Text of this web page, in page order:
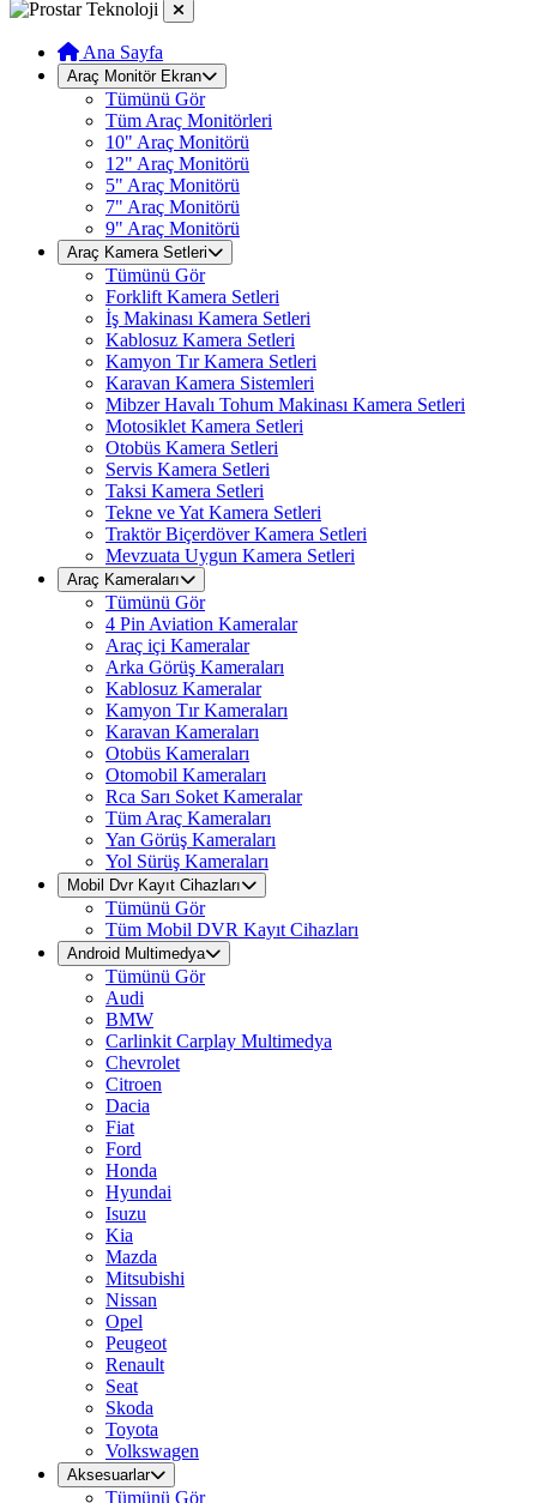
Ana Sayfa
Araç Monitör Ekran
Tümünü Gör
Tüm Araç Monitörleri
10" Araç Monitörü
12" Araç Monitörü
5" Araç Monitörü
7" Araç Monitörü
9" Araç Monitörü
Araç Kamera Setleri
Tümünü Gör
Forklift Kamera Setleri
İş Makinası Kamera Setleri
Kablosuz Kamera Setleri
Kamyon Tır Kamera Setleri
Karavan Kamera Sistemleri
Mibzer Havalı Tohum Makinası Kamera Setleri
Motosiklet Kamera Setleri
Otobüs Kamera Setleri
Servis Kamera Setleri
Taksi Kamera Setleri
Tekne ve Yat Kamera Setleri
Traktör Biçerdöver Kamera Setleri
Mevzuata Uygun Kamera Setleri
Araç Kameraları
Tümünü Gör
4 Pin Aviation Kameralar
Araç içi Kameralar
Arka Görüş Kameraları
Kablosuz Kameralar
Kamyon Tır Kameraları
Karavan Kameraları
Otobüs Kameraları
Otomobil Kameraları
Rca Sarı Soket Kameralar
Tüm Araç Kameraları
Yan Görüş Kameraları
Yol Sürüş Kameraları
Mobil Dvr Kayıt Cihazları
Tümünü Gör
Tüm Mobil DVR Kayıt Cihazları
Android Multimedya
Tümünü Gör
Audi
BMW
Carlinkit Carplay Multimedya
Chevrolet
Citroen
Dacia
Fiat
Ford
Honda
Hyundai
Isuzu
Kia
Mazda
Mitsubishi
Nissan
Opel
Peugeot
Renault
Seat
Skoda
Toyota
Volkswagen
Aksesuarlar
Tümünü Gör